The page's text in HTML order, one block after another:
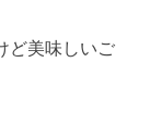
ど美味しいご